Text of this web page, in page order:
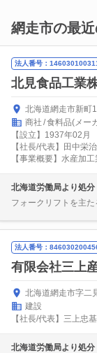
網走市の最
法人番号：
北見食品工業
北海道網走市新町
商社 食料品(メー
【設立】1937年02月
【社長/代表】田中栄治
【事業概要】水産加
北海道労働局より処分
フォークリフトを主
法人番号：
有限会社三上
北海道網走市字二
建設
【社長/代表】三上忠基
北海道労働局より処分